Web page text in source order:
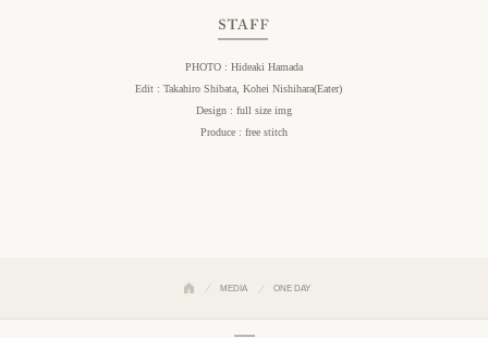
STAFF
PHOTO : Hideaki Hamada
Edit : Takahiro Shibata, Kohei Nishihara(Eater)
Design : full size img
Produce : free stitch
MEDIA ONE DAY